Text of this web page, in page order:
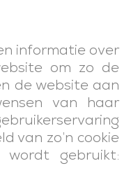
informatie over
om zo de
de website aan
van haar
van zo’n cookie
gebruikt: